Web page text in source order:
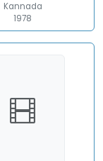
Kannada
1978